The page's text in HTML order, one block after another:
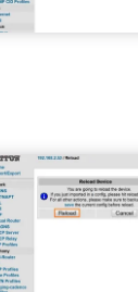
larger version